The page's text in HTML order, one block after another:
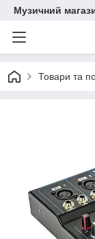
Музичний
Товари та